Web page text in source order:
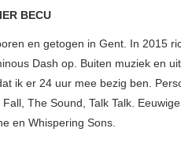
BECU
en getogen in Gent. In 2015
Dash op. Buiten muziek en
ik er 24 uur mee bezig ben.
Fall, The Sound, Talk Talk.
en Whispering Sons.